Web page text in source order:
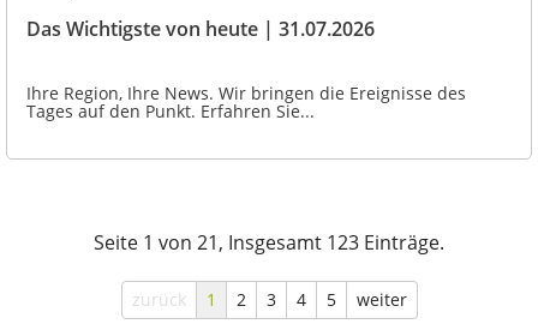
Das Wichtigste von heute | 31.07.2026
Ihre Region, Ihre News. Wir bringen die Ereignisse des
Tages auf den Punkt. Erfahren Sie...
Seite 1 von 21, Insgesamt 123 Einträge.
zurück 1 2 3 4 5 weiter